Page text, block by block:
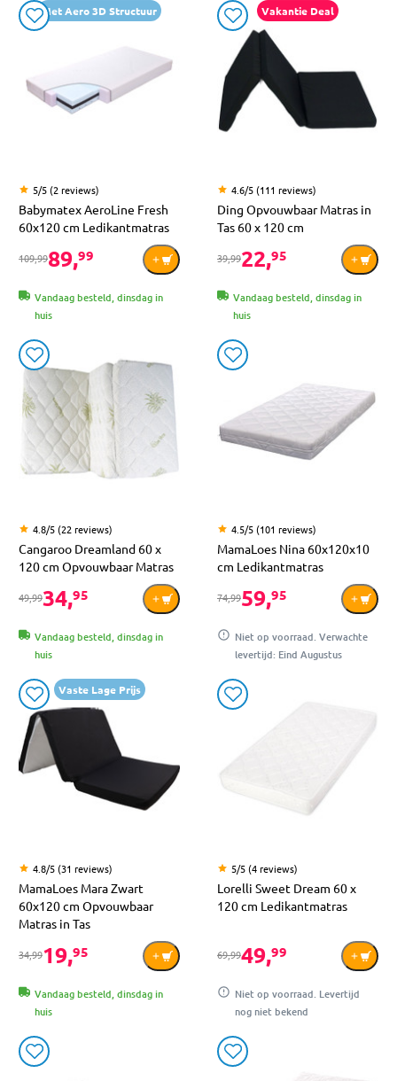
Met Aero 3D Structuur
5/5 (2 reviews)
Babymatex AeroLine Fresh
60x120 cm Ledikantmatras
109,9989,99
Vandaag besteld, dinsdag in
huis
Vakantie Deal
4.6/5 (111 reviews)
Ding Opvouwbaar Matras in
Tas 60 x 120 cm
39,9922,95
Vandaag besteld, dinsdag in
huis
4.8/5 (22 reviews)
Cangaroo Dreamland 60 x
120 cm Opvouwbaar Matras
49,9934,95
Vandaag besteld, dinsdag in
huis
4.5/5 (101 reviews)
MamaLoes Nina 60x120x10
cm Ledikantmatras
74,9959,95
Niet op voorraad. Verwachte
levertijd: Eind Augustus
Vaste Lage Prijs
4.8/5 (31 reviews)
MamaLoes Mara Zwart
60x120 cm Opvouwbaar
Matras in Tas
34,9919,95
Vandaag besteld, dinsdag in
huis
5/5 (4 reviews)
Lorelli Sweet Dream 60 x
120 cm Ledikantmatras
69,9949,99
Niet op voorraad. Levertijd
nog niet bekend